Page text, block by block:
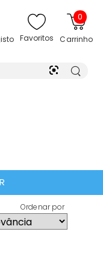
Favoritos
0
Carrinho
Ordenar por